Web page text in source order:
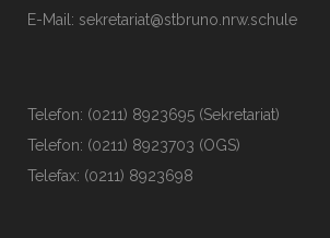
E-Mail: sekretariat@stbruno.nrw.schule
Telefon: (0211) 8923695 (Sekretariat)
Telefon: (0211) 8923703 (OGS)
Telefax: (0211) 8923698